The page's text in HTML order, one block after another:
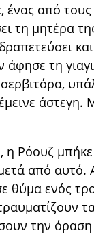
ένας από
τη μητέρα
και
τη
άστεγη.
η Ρόουζ
από αυτό.
θύμα ενός
την